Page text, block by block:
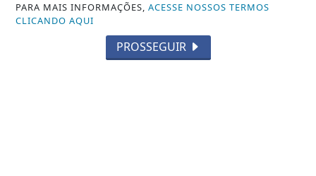
PARA MAIS INFORMAÇÕES,ACESSE NOSSOS TERMOS
CLICANDO AQUI
PROSSEGUIR